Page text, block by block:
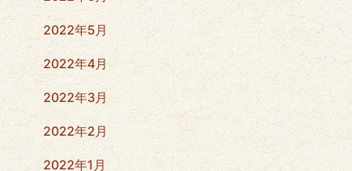
2022年5月
2022年4月
2022年3月
2022年2月
2022年1月